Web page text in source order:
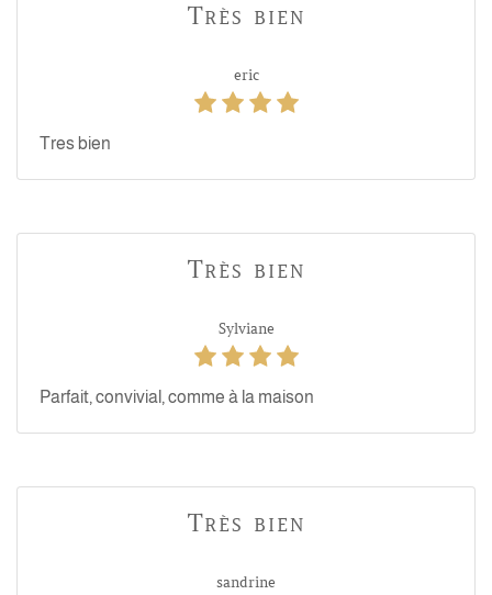
Très bien
eric
Tres bien
Très bien
Sylviane
Parfait, convivial, comme à la maison
Très bien
sandrine